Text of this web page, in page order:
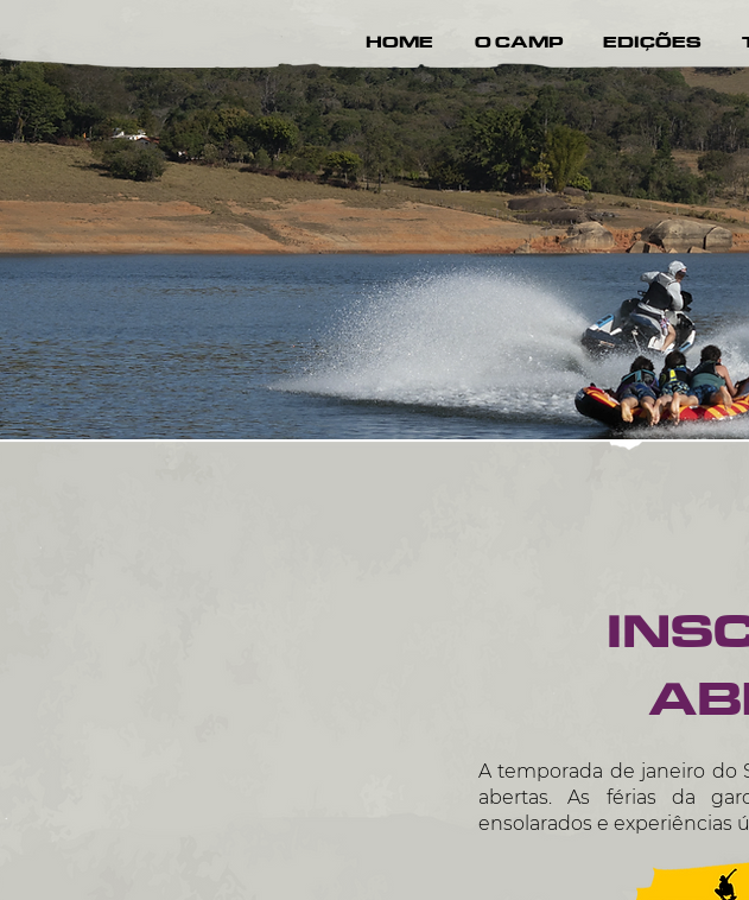
HOME O CAMP EDIÇÕES
A temporada de janeiro do
abertas. As férias da
ensolarados e experiências